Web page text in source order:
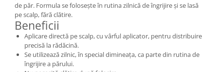
de păr. Formula se folosește în rutina zilnică de îngrijire și se lasă
pe scalp, fără clătire.
Beneficii
Aplicare directă pe scalp, cu vârful aplicator, pentru distribuire
precisă la rădăcină.
Se utilizează zilnic, în special dimineața, ca parte din rutina de
îngrijire a părului.